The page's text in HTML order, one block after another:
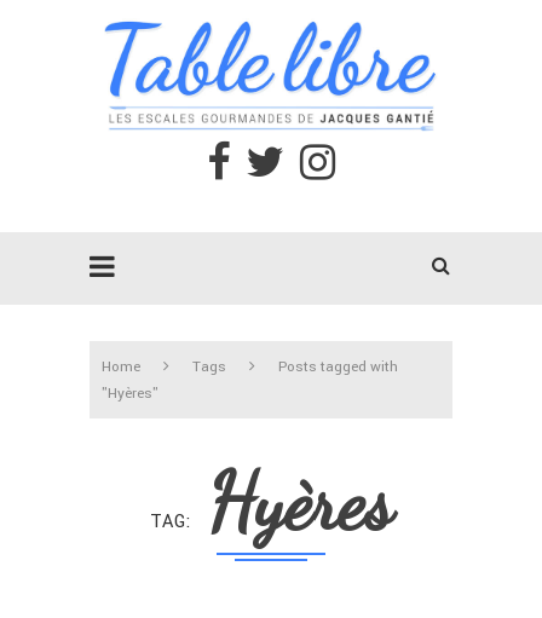
Home Tags
Posts tagged with
"Hyères"
TAG Hyères